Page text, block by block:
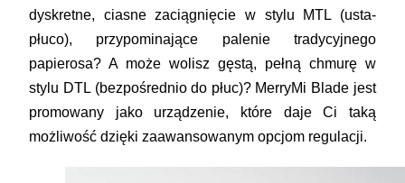
dyskretne, ciasne zaciągnięcie w stylu MTL (usta-
płuco), przypominające palenie tradycyjnego
papierosa? A może wolisz gęstą, pełną chmurę w
stylu DTL (bezpośrednio do płuc)? MerryMi Blade jest
promowany jako urządzenie, które daje Ci taką
możliwość dzięki zaawansowanym opcjom regulacji.